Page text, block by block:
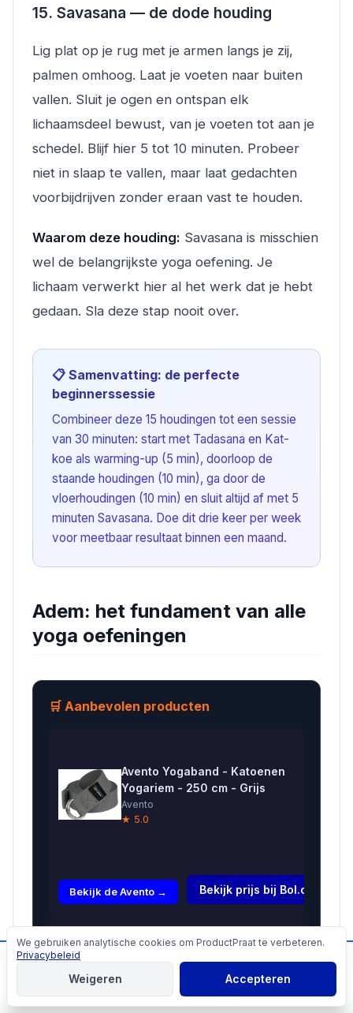
15. Savasana — de dode houding
Lig plat op je rug met je armen langs je zij,
palmen omhoog. Laat je voeten naar buiten
vallen. Sluit je ogen en ontspan elk
lichaamsdeel bewust, van je voeten tot aan je
schedel. Blijf hier 5 tot 10 minuten. Probeer
niet in slaap te vallen, maar laat gedachten
voorbijdrijven zonder eraan vast te houden.
Waarom deze houding: Savasana is misschien
wel de belangrijkste yoga oefening. Je
lichaam verwerkt hier al het werk dat je hebt
gedaan. Sla deze stap nooit over.
📋 Samenvatting: de perfecte
beginnerssessie
Combineer deze 15 houdingen tot een sessie
van 30 minuten: start met Tadasana en Kat-
koe als warming-up (5 min), doorloop de
staande houdingen (10 min), ga door de
vloerhoudingen (10 min) en sluit altijd af met 5
minuten Savasana. Doe dit drie keer per week
voor meetbaar resultaat binnen een maand.
Adem: het fundament van alle
yoga oefeningen
🛒 Aanbevolen producten
Avento Yogaband - Katoenen
Yogariem - 250 cm - Grijs
Avento
★ 5.0
Bekijk de Avento → Bekijk prijs bij Bol.com →
Yoga riem
Bekijk de Yoga →
Cookies
We gebruiken analytische cookies om ProductPraat te verbeteren.
Privacybeleid
Weigeren Accepteren
📬Mis geen producttips!
Aanmelden